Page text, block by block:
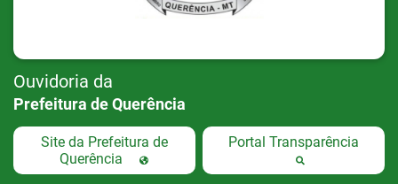
Ouvidoria da
Prefeitura de Querência
Site da Prefeitura de
Querência
Portal Transparência